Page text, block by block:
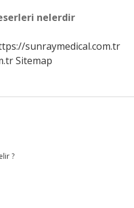
nelerdir
sunraymedical.com.tr
Sitemap
?